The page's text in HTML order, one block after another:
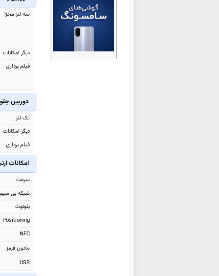
شیائومی Black Shark Gaming
شیائومی Poco M8 Pro
سه لنز مجزا
دیگر امکانات
فیلم برداری
دوربین
تک لنز
دیگر امکانات
فیلم برداری
امکانات
سرعت
شبکه بی سیم
بلوتوث
Positioning
NFC
مادون قرمز
USB